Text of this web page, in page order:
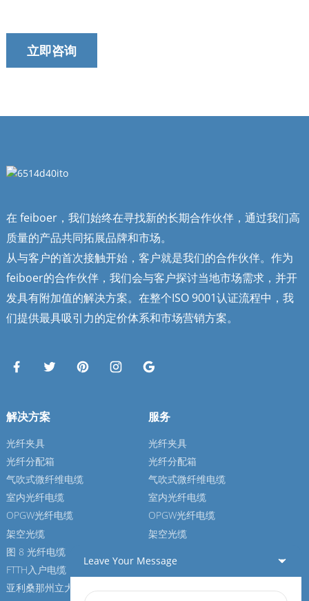
立即咨询
在 feiboer，我们始终在寻找新的长期合作伙伴，通过我们高
质量的产品共同拓展品牌和市场。
从与客户的首次接触开始，客户就是我们的合作伙伴。作为
feiboer的合作伙伴，我们会与客户探讨当地市场需求，并开
发具有附加值的解决方案。在整个ISO 9001认证流程中，我
们提供最具吸引力的定价体系和市场营销方案。
解决方案
光纤夹具
光纤分配箱
气吹式微纤维电缆
室内光纤电缆
OPGW光纤电缆
架空光缆
图 8 光纤电缆
FTTH入户电缆
亚利桑那州立大学光纤电缆
服务
光纤夹具
光纤分配箱
气吹式微纤维电缆
室内光纤电缆
OPGW光纤电缆
架空光缆
FTTH入户电缆
亚利桑那州立大学光纤电缆
Leave Your Message